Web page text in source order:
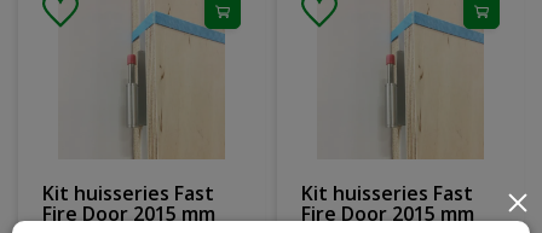
Kit huisseries Fast
Fire Door 2015 mm
Kit huisseries Fast
Fire Door 2015 mm ×